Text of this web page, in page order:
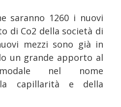
saranno 1260 i nuovi
di Co2 della società di
mezzi sono già in
un grande apporto al
nel nome
capillarità e della